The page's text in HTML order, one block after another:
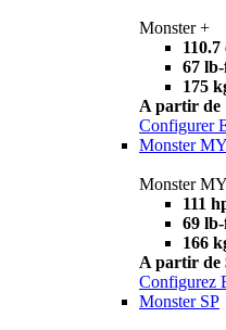
Monster +
110.7
67
175
A partir de
Configurer
Monster
Monster
111
69
166
A partir de
Configurez
Monster SP